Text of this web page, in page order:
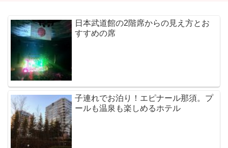
日本武道館の2階席からの見え方とお
すすめの席
子連れでお泊り！エピナール那須。プ
ールも温泉も楽しめるホテル